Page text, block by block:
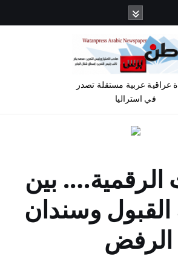
عراقية عربية مستقلة تصدر
في استراليا
الرقمية…. بين
وسندان
الرفض